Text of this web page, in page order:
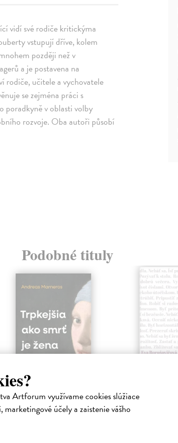
Artforum využívame cookies slúžiace
účely a zaistenie vášho
vidí své rodiče kritickýma
vstupují dříve, kolem
později než v
a je postavena na
rodiče, učitele a vychovatele
se zejména práci s
poradkyně v oblasti volby
rozvoje. Oba autoři působí
Podobné tituly
Trpkejšia ako smrť
je žena
Táto kniha
projektov,